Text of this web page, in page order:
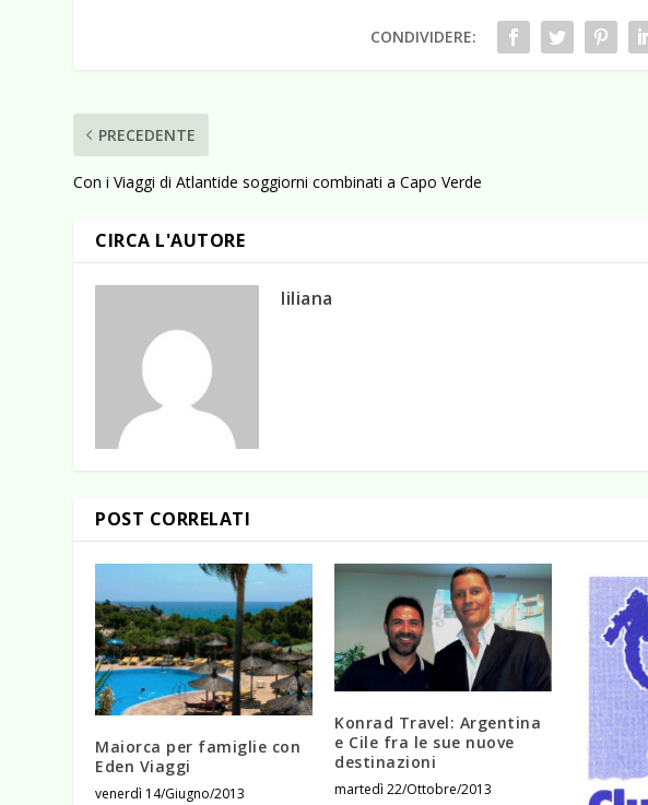
CONDIVIDERE:
PRECEDENTE
Con i Viaggi di Atlantide soggiorni combinati a Capo Verde
CIRCA L'AUTORE
liliana
POST CORRELATI
Maiorca per famiglie con
Eden Viaggi
venerdì 14/Giugno/2013
Konrad Travel: Argentina
e Cile fra le sue nuove
destinazioni
martedì 22/Ottobre/2013